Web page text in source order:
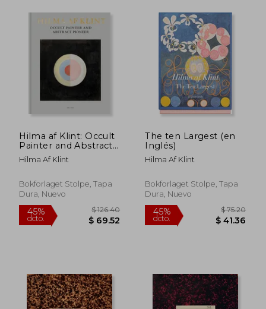
40%
dcto.
Hilma af Klint: Occult
Painter and Abstract
Pioneer (en Inglés)
Hilma Af Klint
Bokforlaget Stolpe, Tapa
Dura, Nuevo
The ten Largest (en
Inglés)
Hilma Af Klint
Bokforlaget Stolpe, Tapa
Dura, Nuevo